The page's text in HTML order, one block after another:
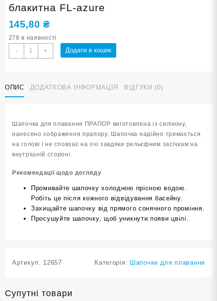
блакитна FL-azure
145,80₴
276 в наявності
-
Шапочка
для
ПРАПОР
блакитна
+ Додати в кошик
ОПИС ДОДАТКОВА ІНФОРМАЦІЯ ВІДГУКИ (0)
Шапочка для плавання ПРАПОР виготовлена із силікону,
нанесено зображення прапору. Шапочка надійно тримається
на голові і не сповзає на очі завдяки рельєфним засічкам на
внутрішній стороні.
Рекомендації щодо догляду
Промивайте шапочку холодною прісною водою.
Робіть це після кожного відвідування басейну.
Захищайте шапочку від прямого сонячного проміння.
Просушуйте шапочку, щоб уникнути появи цвілі.
Артикул: 12657 Категорія: Шапочки для плавання
Супутні товари